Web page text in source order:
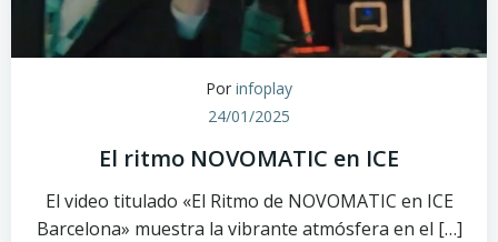
Por infoplay
24/01/2025
El ritmo NOVOMATIC en ICE
El video titulado «El Ritmo de NOVOMATIC en ICE
Barcelona» muestra la vibrante atmósfera en el […]